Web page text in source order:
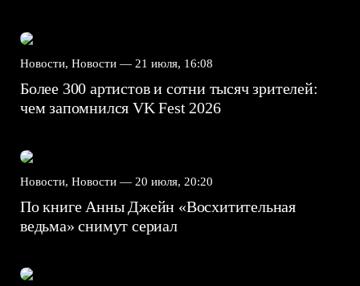
Новости, Новости — 21 июля, 16:08
Более 300 артистов и сотни тысяч зрителей:
чем запомнился VK Fest 2026
Новости, Новости — 20 июля, 20:20
По книге Анны Джейн «Восхитительная
ведьма» снимут сериал